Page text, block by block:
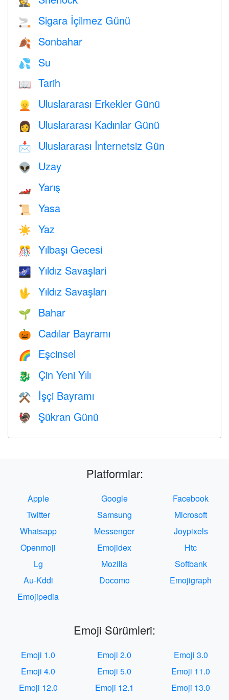
🚬 Sigara İçilmez Günü
🍂 Sonbahar
💦 Su
📖 Tarih
👱 Uluslararası Erkekler Günü
👩 Uluslararası Kadınlar Günü
📩 Uluslararası İnternetsiz Gün
👽 Uzay
🏎 Yarış
📜 Yasa
☀️ Yaz
🎊 Yılbaşı Gecesi
🌌 Yıldız Savaşlari
🖖 Yıldız Savaşları
🌱 Bahar
🎃 Cadılar Bayramı
🌈 Eşcinsel
🐉 Çin Yeni Yılı
⚒️ İşçi Bayramı
🦃 Şükran Günü
Platformlar:
Apple Google
Facebook
Twitter
Samsung
Microsoft
Whatsapp
Messenger
Joypixels
Openmoji
Emojidex
Htc
Lg
Mozilla
Softbank
Au-Kddi
Docomo
Emojigraph
Emojipedia
Emoji Sürümleri:
Emoji 1.0 Emoji 2.0
Emoji 3.0
Emoji 4.0
Emoji 5.0
Emoji 11.0
Emoji 12.0
Emoji 12.1
Emoji 13.0